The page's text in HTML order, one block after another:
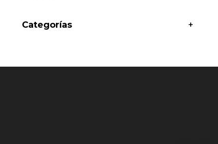
Categorías +